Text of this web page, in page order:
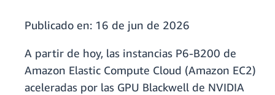
Publicado en: 16 de jun de 2026
A partir de hoy, las instancias P6-B200 de
Amazon Elastic Compute Cloud (Amazon EC2)
aceleradas por las GPU Blackwell de NVIDIA